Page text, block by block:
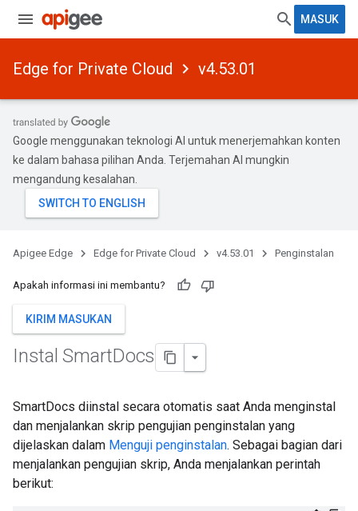
MASUK
Edge for Private Cloud v4.53.01
Google menggunakan teknologi AI untuk menerjemahkan konten
ke dalam bahasa pilihan Anda. Terjemahan AI mungkin
mengandung kesalahan.
Apigee Edge Edge for Private Cloud v4.53.01 Penginstalan
Apakah informasi ini membantu?
KIRIM MASUKAN
Instal SmartDocs
SmartDocs diinstal secara otomatis saat Anda menginstal
dan menjalankan skrip pengujian penginstalan yang
dijelaskan dalam Menguji penginstalan. Sebagai bagian dari
menjalankan pengujian skrip, Anda menjalankan perintah
berikut: